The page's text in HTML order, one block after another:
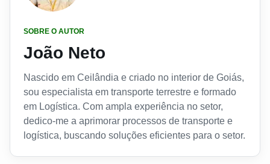
SOBRE O AUTOR
João Neto
Nascido em Ceilândia e criado no interior de Goiás,
sou especialista em transporte terrestre e formado
em Logística. Com ampla experiência no setor,
dedico-me a aprimorar processos de transporte e
logística, buscando soluções eficientes para o setor.